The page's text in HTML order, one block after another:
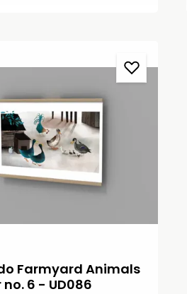
Farmyard Animals
no. 6 - UD086